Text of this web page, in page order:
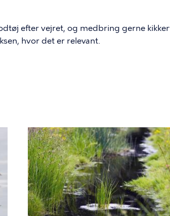
efter vejret, og medbring gerne
hvor det er relevant.